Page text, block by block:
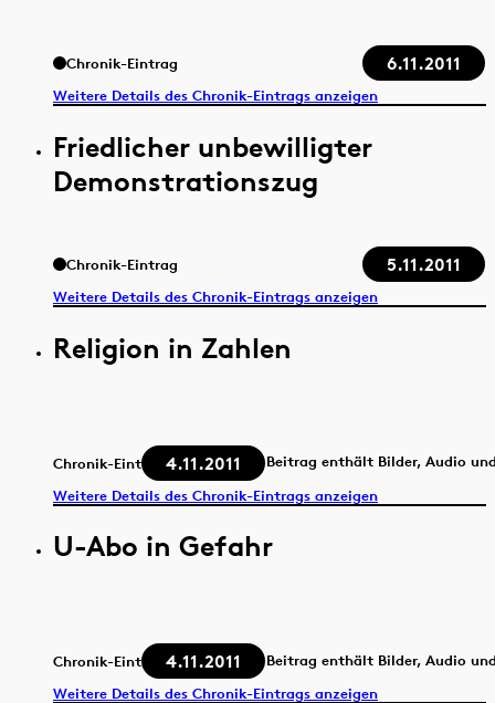
Chronik-Eintrag 6.11.2011
Weitere Details des Chronik-Eintrags anzeigen
Friedlicher unbewilligter
Demonstrationszug
Chronik-Eintrag 5.11.2011
Weitere Details des Chronik-Eintrags anzeigen
Religion in Zahlen
Chronik-Eintrag 4.11.2011
Beitrag enthält Bilder, Audio
Weitere Details des Chronik-Eintrags anzeigen
U-Abo in Gefahr
Chronik-Eintrag 4.11.2011
Beitrag enthält Bilder, Audio
Weitere Details des Chronik-Eintrags anzeigen